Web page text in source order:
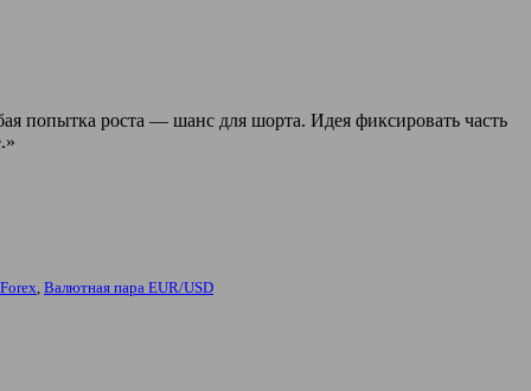
попытка роста — шанс для шорта. Идея фиксировать часть
, Валютная пара EUR/USD